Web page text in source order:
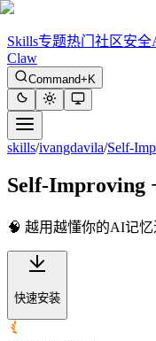
Skills专题热门 社区安全
Claw
Command+K
skills/ivangdavila/Self-
Self-Improving
🧠 越用越懂你的AI记
快速安装